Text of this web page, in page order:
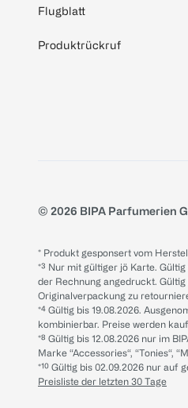
Flugblatt
Produktrückruf
© 2026 BIPA Parfumerien
* Produkt gesponsert vom
*³ Nur mit gültiger jö Karte.
der Rechnung angedruckt.
Originalverpackung zu
*⁴ Gültig bis 19.08.2026.
kombinierbar. Preise werden
*⁸ Gültig bis 12.08.2026 nur im
Marke “Accessories“, “Tonies“,
*¹⁰ Gültig bis 02.09.2026 nur
Preisliste der letzten 30 Tage